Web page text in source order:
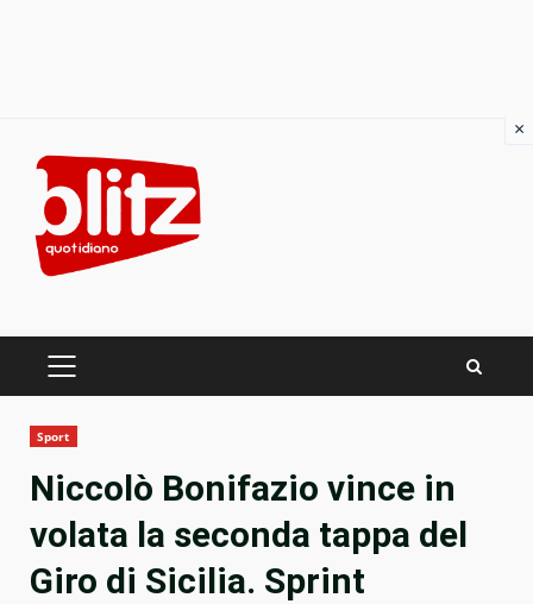
content
PRIMARY
Sport
Niccolò Bonifazio vince in
volata la seconda tappa del
Giro di Sicilia. Sprint
×